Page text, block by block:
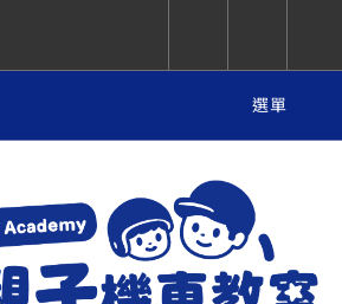
依排氣量
Sport
Heritage
MT-
MT-
XSR
依排氣量
FashionAdventureFamily
Limi BW'S
AXIS
kw
瀏覽紀錄
YRA 親子機車教室選單